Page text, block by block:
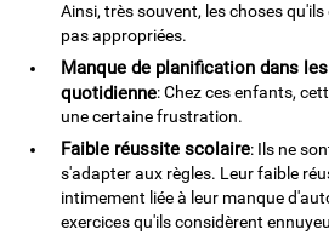
Ainsi, très souvent, les choses
pas appropriées.
Manque de planification dans
quotidienne: Chez ces enfants,
une certaine frustration.
Faible réussite scolaire: Ils ne
s'adapter aux règles. Leur faible
intimement liée à leur manque
exercices qu'ils considèrent